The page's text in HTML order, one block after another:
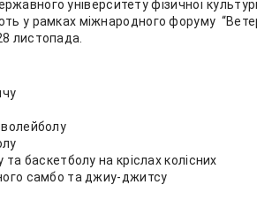
університету фізичної
у рамках міжнародного форуму
листопада.
та баскетболу на кріслах колісних
самбо та джиу-джитсу